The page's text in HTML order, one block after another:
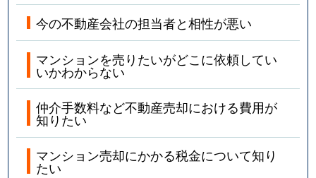
今の不動産会社の担当者と相性が悪い
マンションを売りたいがどこに依頼してい
いかわからない
仲介手数料など不動産売却における費用が
知りたい
マンション売却にかかる税金について知り
たい